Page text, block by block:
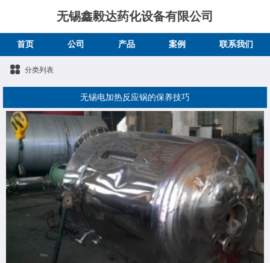
无锡鑫毅达药化设备有限公司
首页 公司 产品 案例 联系我们
分类列表
无锡电加热反应锅的保养技巧